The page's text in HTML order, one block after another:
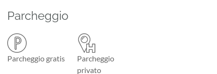
Parcheggio
Parcheggio gratis
Parcheggio
privato